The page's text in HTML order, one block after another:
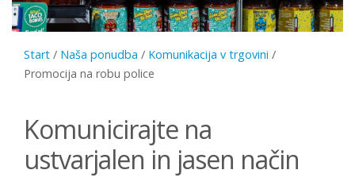
Start / Naša ponudba / Komunikacija v trgovini /
Promocija na robu police
Komunicirajte na
ustvarjalen in jasen način